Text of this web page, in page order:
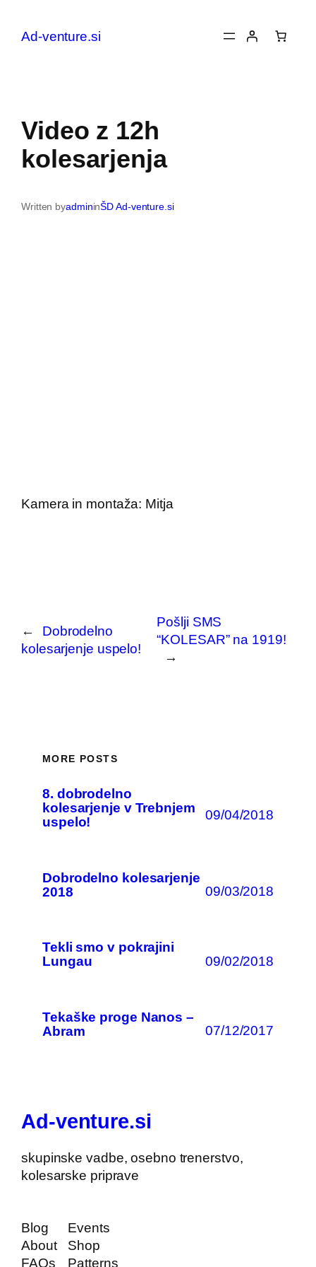
vsebino
Ad-venture.si
Video z 12h
kolesarjenja
Written byadmininŠD Ad-venture.si
Kamera in montaža: Mitja
←
Dobrodelno
kolesarjenje uspelo!
Pošlji SMS
“KOLESAR” na 1919!
→
MORE POSTS
8. dobrodelno
kolesarjenje v Trebnjem
uspelo!
09/04/2018
Dobrodelno kolesarjenje
2018
09/03/2018
Tekli smo v pokrajini
Lungau
09/02/2018
Tekaške proge Nanos –
Abram
07/12/2017
Ad-venture.si
skupinske vadbe, osebno trenerstvo,
kolesarske priprave
Blog
About
FAQs
Events
Shop
Patterns